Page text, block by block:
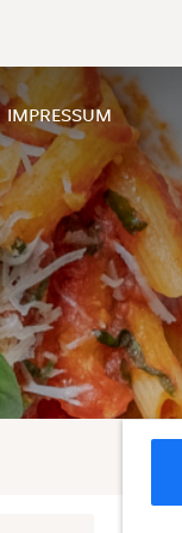
IMPRESSUM